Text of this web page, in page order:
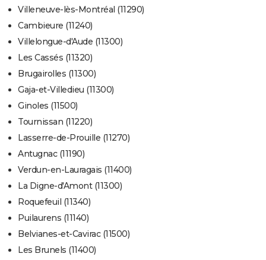
Villeneuve-lès-Montréal (11290)
Cambieure (11240)
Villelongue-d'Aude (11300)
Les Cassés (11320)
Brugairolles (11300)
Gaja-et-Villedieu (11300)
Ginoles (11500)
Tournissan (11220)
Lasserre-de-Prouille (11270)
Antugnac (11190)
Verdun-en-Lauragais (11400)
La Digne-d'Amont (11300)
Roquefeuil (11340)
Puilaurens (11140)
Belvianes-et-Cavirac (11500)
Les Brunels (11400)